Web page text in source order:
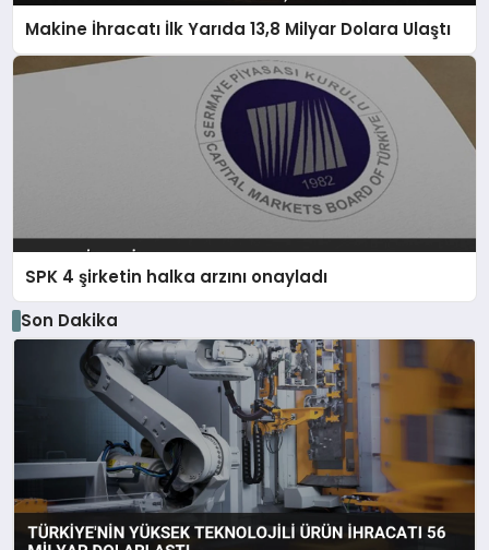
Makine İhracatı İlk Yarıda 13,8 Milyar Dolara Ulaştı
SPK 4 şirketin halka arzını onayladı
Son Dakika